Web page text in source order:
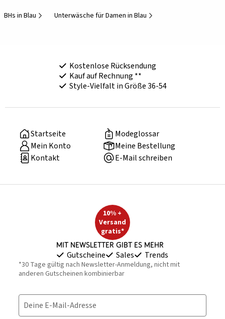
BHs in Blau Unterwäsche für Damen in Blau
Kostenlose Rücksendung
Kauf auf Rechnung **
Style-Vielfalt in Größe 36-54
Startseite
Modeglossar
Mein Konto
Meine Bestellung
Kontakt
E-Mail schreiben
10% +
Versand
gratis*
Mit Newsletter gibt es mehr
Gutscheine Sales Trends
*30 Tage gültig nach Newsletter-Anmeldung, nicht mit
anderen Gutscheinen kombinierbar
Deine E-Mail-Adresse